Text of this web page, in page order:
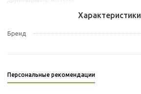
Характеристики
Бренд
Персональные рекомендации